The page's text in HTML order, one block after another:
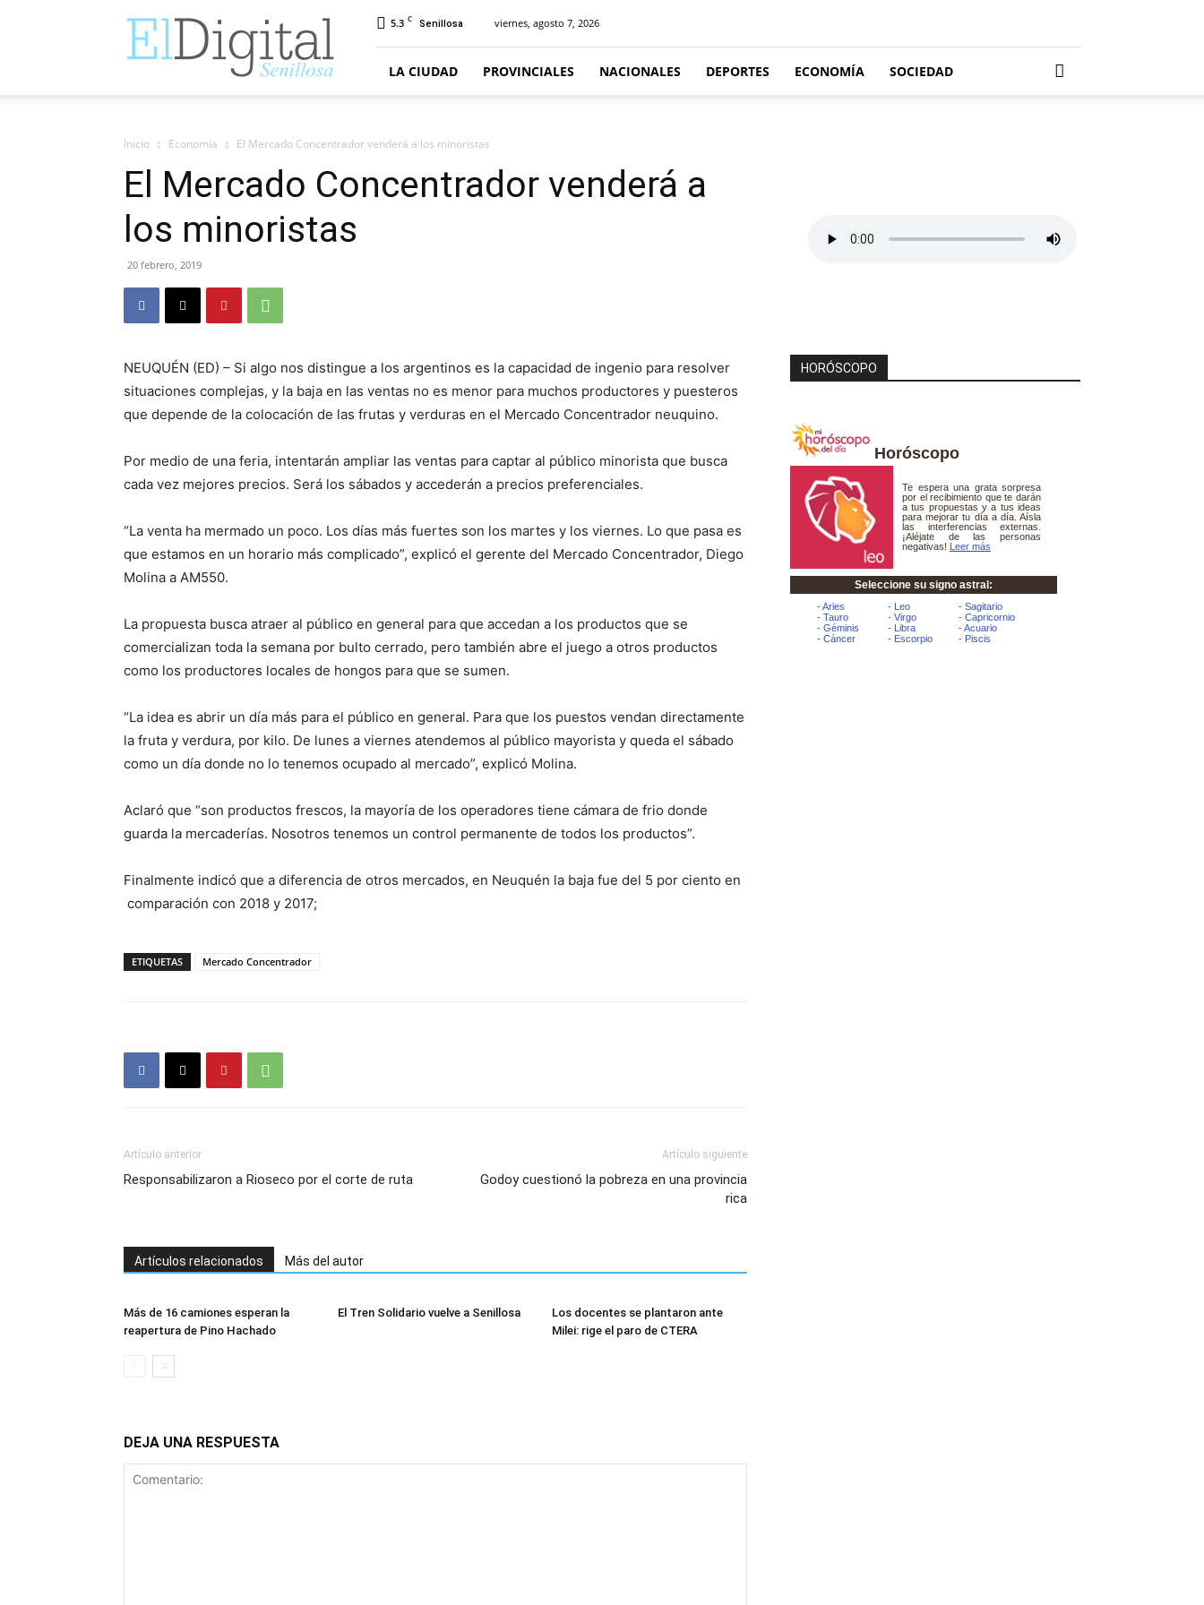
5.3 C Senillosa viernes, agosto 7, 2026
LA CIUDAD PROVINCIALES NACIONALES DEPORTES ECONOMÍA SOCIEDAD
Inicio Economía El Mercado Concentrador venderá a los minoristas
El Mercado Concentrador venderá a
los minoristas
20 febrero, 2019
NEUQUÉN (ED) – Si algo nos distingue a los argentinos es la capacidad de ingenio para resolver
situaciones complejas, y la baja en las ventas no es menor para muchos productores y puesteros
que depende de la colocación de las frutas y verduras en el Mercado Concentrador neuquino.
Por medio de una feria, intentarán ampliar las ventas para captar al público minorista que busca
cada vez mejores precios. Será los sábados y accederán a precios preferenciales.
“La venta ha mermado un poco. Los días más fuertes son los martes y los viernes. Lo que pasa es
que estamos en un horario más complicado”, explicó el gerente del Mercado Concentrador, Diego
Molina a AM550.
La propuesta busca atraer al público en general para que accedan a los productos que se
comercializan toda la semana por bulto cerrado, pero también abre el juego a otros productos
como los productores locales de hongos para que se sumen.
“La idea es abrir un día más para el público en general. Para que los puestos vendan directamente
la fruta y verdura, por kilo. De lunes a viernes atendemos al público mayorista y queda el sábado
como un día donde no lo tenemos ocupado al mercado”, explicó Molina.
Aclaró que “son productos frescos, la mayoría de los operadores tiene cámara de frio donde
guarda la mercaderías. Nosotros tenemos un control permanente de todos los productos”.
Finalmente indicó que a diferencia de otros mercados, en Neuquén la baja fue del 5 por ciento en
comparación con 2018 y 2017;
ETIQUETAS Mercado Concentrador
Artículo anterior
Responsabilizaron a Rioseco por el corte de ruta
Artículo siguiente
Godoy cuestionó la pobreza en una provincia
rica
Artículos relacionados Más del autor
Más de 16 camiones esperan la
reapertura de Pino Hachado
El Tren Solidario vuelve a Senillosa
Los docentes se plantaron ante
Milei: rige el paro de CTERA
DEJA UNA RESPUESTA
HORÓSCOPO
Horóscopo